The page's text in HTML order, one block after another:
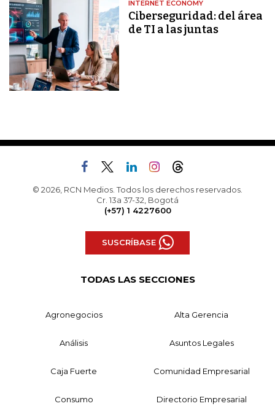
INTERNET ECONOMY
Ciberseguridad: del área
de TI a las juntas
© 2026, RCN Medios. Todos los derechos reservados.
Cr. 13a 37-32, Bogotá
(+57) 1 4227600
SUSCRÍBASE
TODAS LAS SECCIONES
Agronegocios Alta Gerencia
Análisis Asuntos Legales
Caja Fuerte Comunidad Empresarial
Consumo Directorio Empresarial